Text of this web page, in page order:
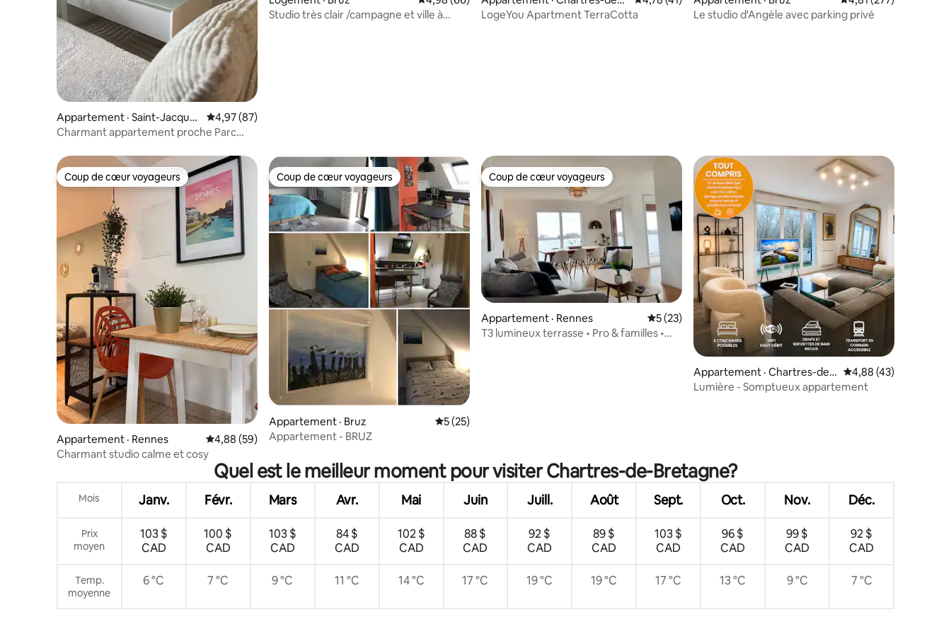
Appartement · Saint-Jacques
-de-la-Lande
Note moyenne de 4,97 sur 5, 87 commentaires
4,97 (87)
Charmant appartement proche Parc
Studio très clair /campagne et ville à
retagne
LogeYou Apartment TerraCotta
Le studio d'Angèle avec parking privé
Coup de cœur voyageurs
Coup de cœur voyageurs
Appartement · Rennes Note moyenne de 4,88 sur 5, 59 commentaires
4,88 (59)
Charmant studio calme et cosy
Coup de cœur voyageurs
Coup de cœur voyageurs
Appartement · Bruz Note moyenne de 5 sur 5, 25 commentaires
5 (25)
Appartement - BRUZ
Coup de cœur voyageurs
Coup de cœur voyageurs
Appartement · Rennes Note moyenne de 5 sur 5, 23 commentaires
5 (23)
T3 lumineux terrasse • Pro & familles •
Appartement · Chartres-de-
Bretagne
Note moyenne de
4,88 (43)
Lumière - Somptueux appartement
Quel est le meilleur moment pour visiter Chartres-de-Bretagne?
Mois Janv. Févr. Mars Avr. Mai Juin Juill. Août Sept. Oct. Nov. Déc.
Prix
moyen
103 $
CAD
100 $
CAD
103 $
CAD
84 $
CAD
102 $
CAD
88 $
CAD
92 $
CAD
89 $
CAD
103 $
CAD
96 $
CAD
99 $
CAD
92 $
CAD
Temp.
moyenne
6 °C 7 °C 9 °C 11 °C 14 °C 17 °C 19 °C 19 °C 17 °C 13 °C 9 °C 7 °C